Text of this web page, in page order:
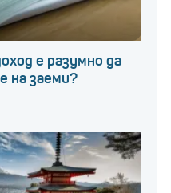
е разумно да
на заеми?